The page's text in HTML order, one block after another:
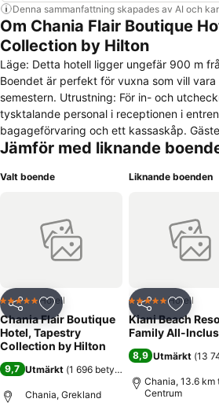
Denna sammanfattning skapades av AI och
Om Chania Flair Boutique
Collection by Hilton
Läge: Detta hotell ligger ungefär 900 m
Boendet är perfekt för vuxna som vill
semestern. Utrustning: För in- och
tysktalande personal i receptionen i
bagageförvaring och ett kassaskåp.
wifi-uppkopplingen som finns tillgänglig i
tillhandahåller en rad
hotellet finns även ett TV-rum och ett
parkera i garaget (gratis) eller på
hotellet erbjuds även en 24 timmars
tvättautomat och flygbuss. För de som vill
cykelsadeln, erbjuds cykeluthyrning.
affärsfrågor hjälper businesscentret gärna
finns en faxapparat. Boende: I rummen
centralvärme. I de flesta boendena kan
havsutsikten från sin balkong eller terrass.
antingen en dubbelsäng, en queensize-
Jämför med liknande
Valt boende
Dela Lägg till i Mina Favoriter
5 StjärnorHotell
Chania Flair Boutique
Hotel, Tapestry
Collection by Hilton
9,7 Utmärkt (1 696 betyg)
Chania, Grekland
Liknande boenden
Dela Lägg
5 StjärnorHotell
Kiani Beach
Family All-
8,9 Utmärkt (13
Chania, 13.6 km
Centrum